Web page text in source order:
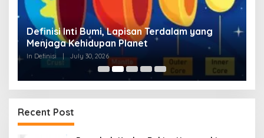
Definisi Inti Bumi, Lapisan Terdalam yang
Menjaga Kehidupan Planet
In Definisi | July 30, 2026
Recent Post